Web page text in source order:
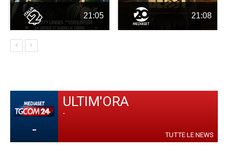
21:05 21:08
-
ULTIM'ORA
-
TUTTE LE NEWS